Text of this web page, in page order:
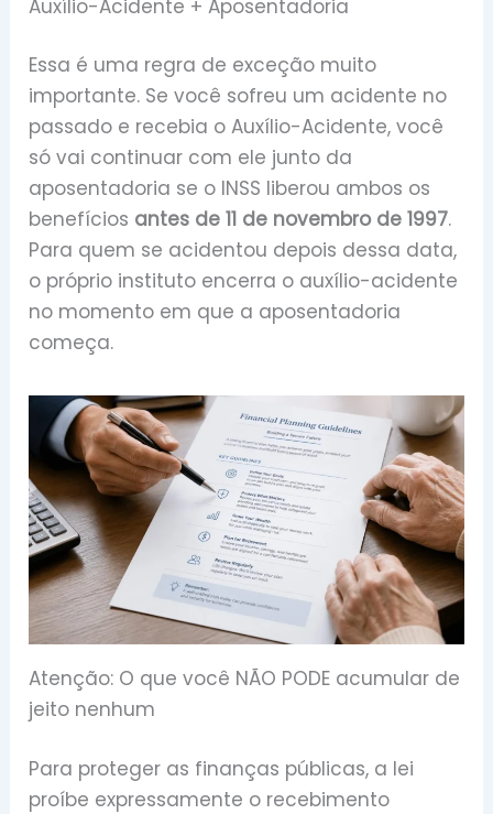
Auxílio-Acidente + Aposentadoria
Essa é uma regra de exceção muito
importante. Se você sofreu um acidente no
passado e recebia o Auxílio-Acidente, você
só vai continuar com ele junto da
aposentadoria se o INSS liberou ambos os
benefícios antes de 11 de novembro de 1997.
Para quem se acidentou depois dessa data,
o próprio instituto encerra o auxílio-acidente
no momento em que a aposentadoria
começa.
Atenção: O que você NÃO PODE acumular de
jeito nenhum
Para proteger as finanças públicas, a lei
proíbe expressamente o recebimento